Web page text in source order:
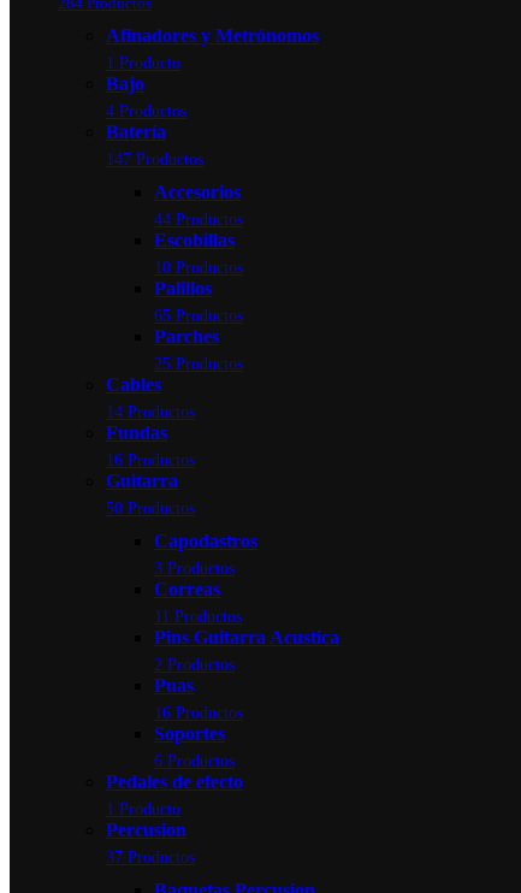
284 Productos
Afinadores y Metrónomos
1 Producto
Bajo
4 Productos
Batería
147 Productos
Accesorios
44 Productos
Escobillas
10 Productos
Palillos
65 Productos
Parches
25 Productos
Cables
14 Productos
Fundas
16 Productos
Guitarra
50 Productos
Capodastros
3 Productos
Correas
11 Productos
Pins Guitarra Acustica
2 Productos
Puas
16 Productos
Soportes
6 Productos
Pedales de efecto
1 Producto
Percusion
37 Productos